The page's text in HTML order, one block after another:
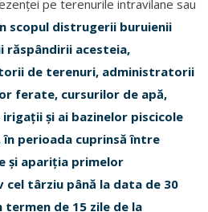
pe terenurile intravilane sau
scopul distrugerii buruienii
răspândirii acesteia,
de terenuri, administratorii
ferate, cursurilor de apă,
și ai bazinelor piscicole
perioada cuprinsă între
și apariția primelor
târziu până la data de 30
termen de 15 zile de la